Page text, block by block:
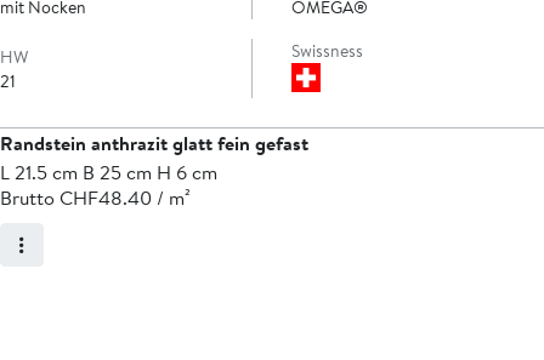
mit Nocken
OMEGA®
HW
21
Swissness
Randstein anthrazit glatt fein gefast
L 21.5 cm B 25 cm H 6 cm
Brutto CHF48.40 / m²